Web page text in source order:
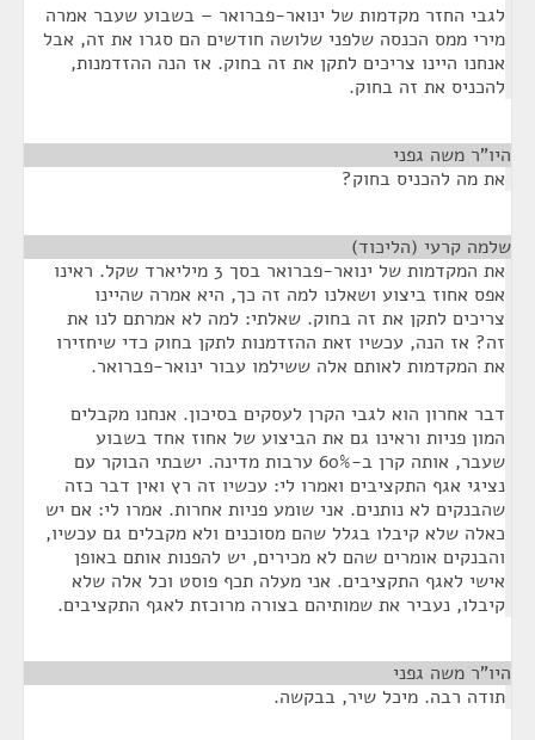
לגבי החזר מקדמות של ינואר-פברואר – בשבוע שעבר אמרה
מירי ממס הכנסה שלפני שלושה חודשים הם סגרו את זה, אבל
אנחנו היינו צריכים לתקן את זה בחוק. אז הנה ההזדמנות,
להכניס את זה בחוק.
היו"ר משה גפני
את מה להכניס בחוק?
שלמה קרעי (הליכוד)
את המקדמות של ינואר-פברואר בסך 3 מיליארד שקל. ראינו
אפס אחוז ביצוע ושאלנו למה זה כך, היא אמרה שהיינו
צריכים לתקן את זה בחוק. שאלתי: למה לא אמרתם לנו את
זה? אז הנה, עכשיו זאת ההזדמנות לתקן בחוק כדי שיחזירו
את המקדמות לאותם אלה ששילמו עבור ינואר-פברואר.
דבר אחרון הוא לגבי הקרן לעסקים בסיכון. אנחנו מקבלים
המון פניות וראינו גם את הביצוע של אחוז אחד בשבוע
שעבר, אותה קרן ב-60% ערבות מדינה. ישבתי הבוקר עם
נציגי אגף התקציבים ואמרו לי: עכשיו זה רץ ואין דבר כזה
שהבנקים לא נותנים. אני שומע פניות אחרות. אמרו לי: אם יש
כאלה שלא קיבלו בגלל שהם מסוכנים ולא מקבלים גם עכשיו,
והבנקים אומרים שהם לא מכירים, יש להפנות אותם באופן
אישי לאגף התקציבים. אני מעלה תכף פוסט וכל אלה שלא
קיבלו, נעביר את שמותיהם בצורה מרוכזת לאגף התקציבים.
היו"ר משה גפני
תודה רבה. מיכל שיר, בבקשה.